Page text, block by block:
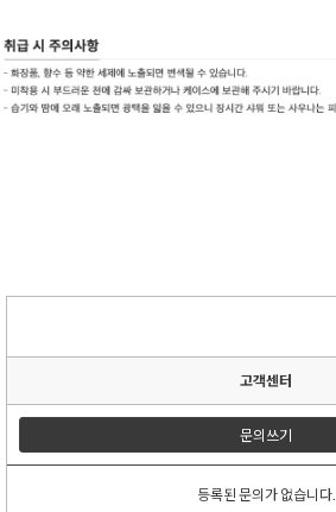
고객센터
문의쓰기
등록된 문의가 없습니다.